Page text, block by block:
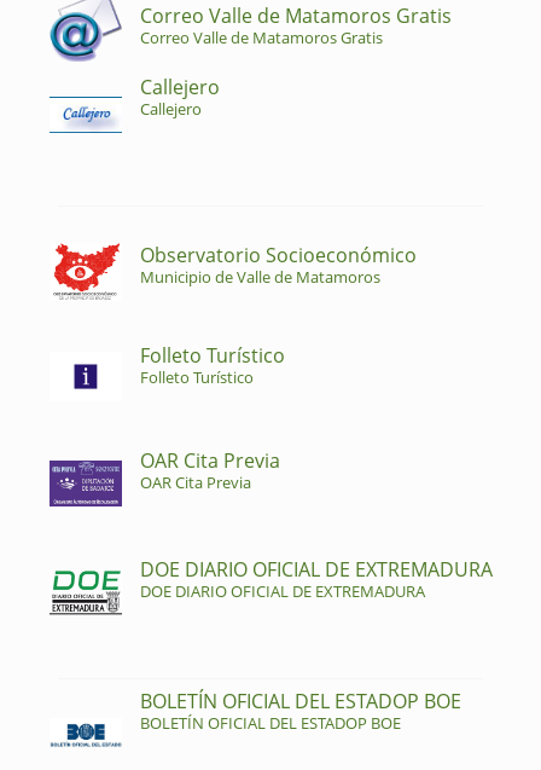
Correo Valle de Matamoros Gratis
Correo Valle de Matamoros Gratis
Callejero
Callejero
Observatorio Socioeconómico
Municipio de Valle de Matamoros
Folleto Turístico
Folleto Turístico
OAR Cita Previa
OAR Cita Previa
DOE DIARIO OFICIAL DE EXTREMADURA
DOE DIARIO OFICIAL DE EXTREMADURA
BOLETÍN OFICIAL DEL ESTADOP BOE
BOLETÍN OFICIAL DEL ESTADOP BOE